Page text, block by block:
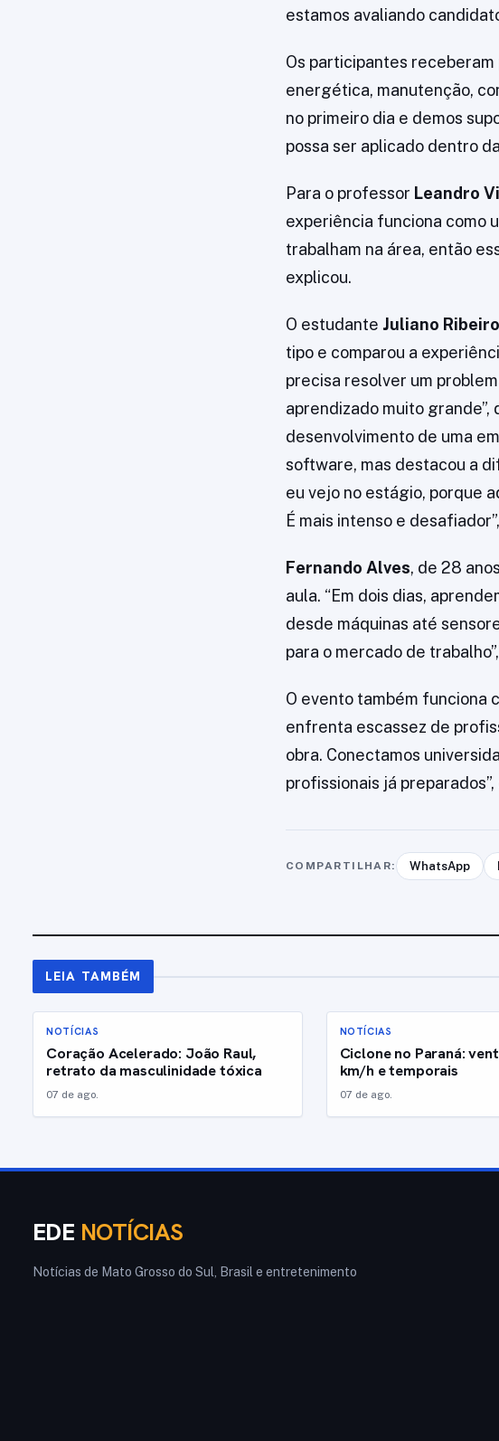
estamos avaliando
Os participantes
energética, manutenção,
no primeiro dia e demos
possa ser aplicado dentro
Para o professor Leandro
experiência funciona como
trabalham na área, então
explicou.
O estudante Juliano Ribeiro
tipo e comparou a
precisa resolver um
aprendizado muito grande”,
desenvolvimento de uma
software, mas destacou a
eu vejo no estágio, porque
É mais intenso e
Fernando Alves, de 28
aula. “Em dois dias,
desde máquinas até
para o mercado de
O evento também funciona
enfrenta escassez de
obra. Conectamos
profissionais já
COMPARTILHAR: WhatsApp
LEIA TAMBÉM
NOTÍCIAS
Coração Acelerado: João Raul,
retrato da masculinidade tóxica
07 de ago.
NOTÍCIAS
Ciclone no Paraná:
km/h e temporais
07 de ago.
EDE NOTÍCIAS
Notícias de Mato Grosso do Sul, Brasil e entretenimento